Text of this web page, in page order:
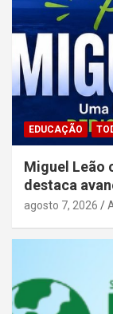
EDUCAÇÃO
Miguel Leão
destaca
agosto 7, 2026